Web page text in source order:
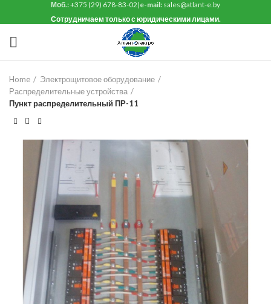
Моб.:+375 (29) 678-83-02 |e-mail: sales@atlant-e.by
Сотрудничаем только с юридическими лицами.
Home
Электрощитовое оборудование
Распределительные устройства
Пункт распределительный ПР-11